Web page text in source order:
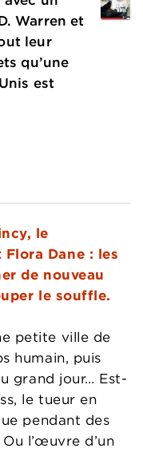
Warren et
leur
qu’une
est
le
Dane : les
de nouveau
le souffle.
petite ville de
humain, puis
grand jour… Est-
le tueur en
pendant des
l’œuvre d’un